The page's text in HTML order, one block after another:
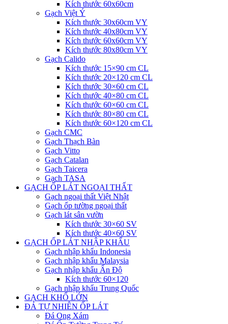
Kích thước 60x60cm
Gạch Việt Ý
Kích thước 30x60cm VY
Kích thước 40x80cm VY
Kích thước 60x60cm VY
Kích thước 80x80cm VY
Gạch Calido
Kích thước 15×90 cm CL
Kích thước 20×120 cm CL
Kích thước 30×60 cm CL
Kích thước 40×80 cm CL
Kích thước 60×60 cm CL
Kích thước 80×80 cm CL
Kích thước 60×120 cm CL
Gạch CMC
Gạch Thạch Bàn
Gạch Vitto
Gạch Catalan
Gạch Taicera
Gạch TASA
GẠCH ỐP LÁT NGOẠI THẤT
Gạch ngoại thất Việt Nhật
Gạch ốp tường ngoại thất
Gạch lát sân vườn
Kích thước 30×60 SV
Kích thước 40×60 SV
GẠCH ỐP LÁT NHẬP KHẨU
Gạch nhập khẩu Indonesia
Gạch nhập khẩu Malaysia
Gạch nhập khẩu Ấn Độ
Kích thước 60×120
Gạch nhập khẩu Trung Quốc
GẠCH KHỔ LỚN
ĐÁ TỰ NHIÊN ỐP LÁT
Đá Ong Xám